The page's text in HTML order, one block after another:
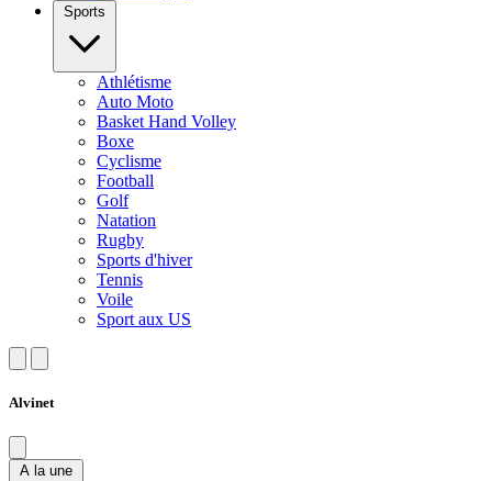
Sports
Athlétisme
Auto Moto
Basket Hand Volley
Boxe
Cyclisme
Football
Golf
Natation
Rugby
Sports d'hiver
Tennis
Voile
Sport aux US
Alvinet
A la une